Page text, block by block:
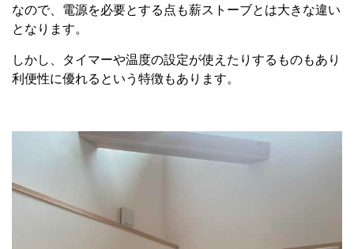
なので、電源を必要とする点も薪ストーブとは大きな違い
となります。
しかし、タイマーや温度の設定が使えたりするものもあり
利便性に優れるという特徴もあります。